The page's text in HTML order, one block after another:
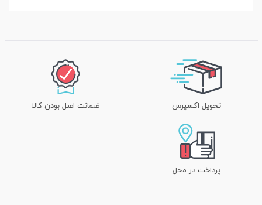
تحویل اکسپرس ضمانت اصل بودن کالا
پرداخت در محل